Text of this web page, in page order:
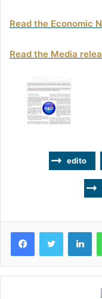
Read the Economic
Read the Media
edito
FacebookTwitter